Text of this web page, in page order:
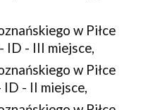
w Piłce
ID - III miejsce,
w Piłce
ID - II miejsce,